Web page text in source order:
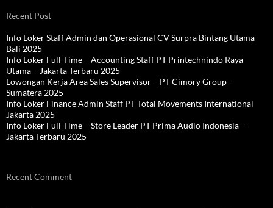
Recent Post
Info Loker Staff Admin dan Operasional CV Surpra Bintang Utama
Bali 2025
Info Loker Full-Time – Accounting Staff PT Printechnindo Raya
Utama – Jakarta Terbaru 2025
Lowongan Kerja Area Sales Supervisor – PT Cimory Group –
Sumatera 2025
Info Loker Finance Admin Staff PT Total Movements International
Jakarta 2025
Info Loker Full-Time – Store Leader PT Prima Audio Indonesia –
Jakarta Terbaru 2025
Recent Comment